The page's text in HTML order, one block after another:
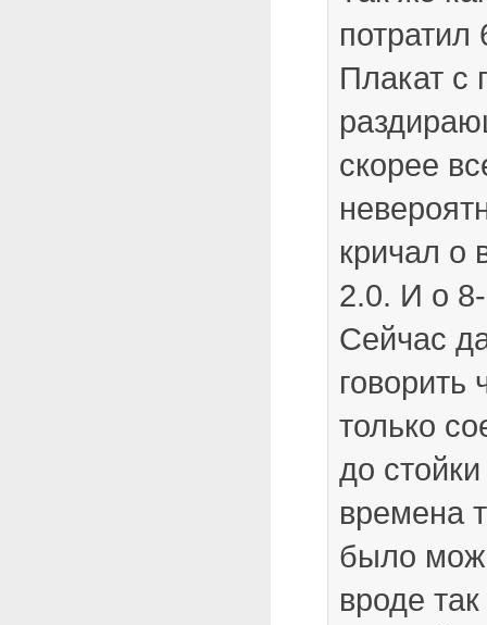
потратил
Плакат с
скорее
кричал о
2.0. И о
Сейчас
говорить
только
до
времена
было
вроде